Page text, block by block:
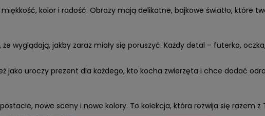
kolor i radość. Obrazy mają delikatne, bajkowe światło, które
wyglądają, jakby zaraz miały się poruszyć. Każdy detal – futerko,
jako uroczy prezent dla każdego, kto kocha zwierzęta i chce dodać
nowe sceny i nowe kolory. To kolekcja, która rozwija się razem z